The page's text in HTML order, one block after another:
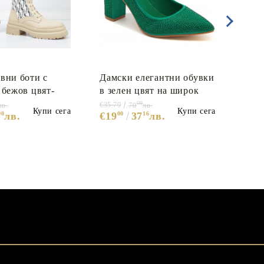
боти с
цвят-
5666
лв. Купи сега
Дамски елегантни обувки
в зелен цвят на широк
ток с камъни- Debra
Green
€1900 3716лв.
€35.79 7000лв.
Купи сега